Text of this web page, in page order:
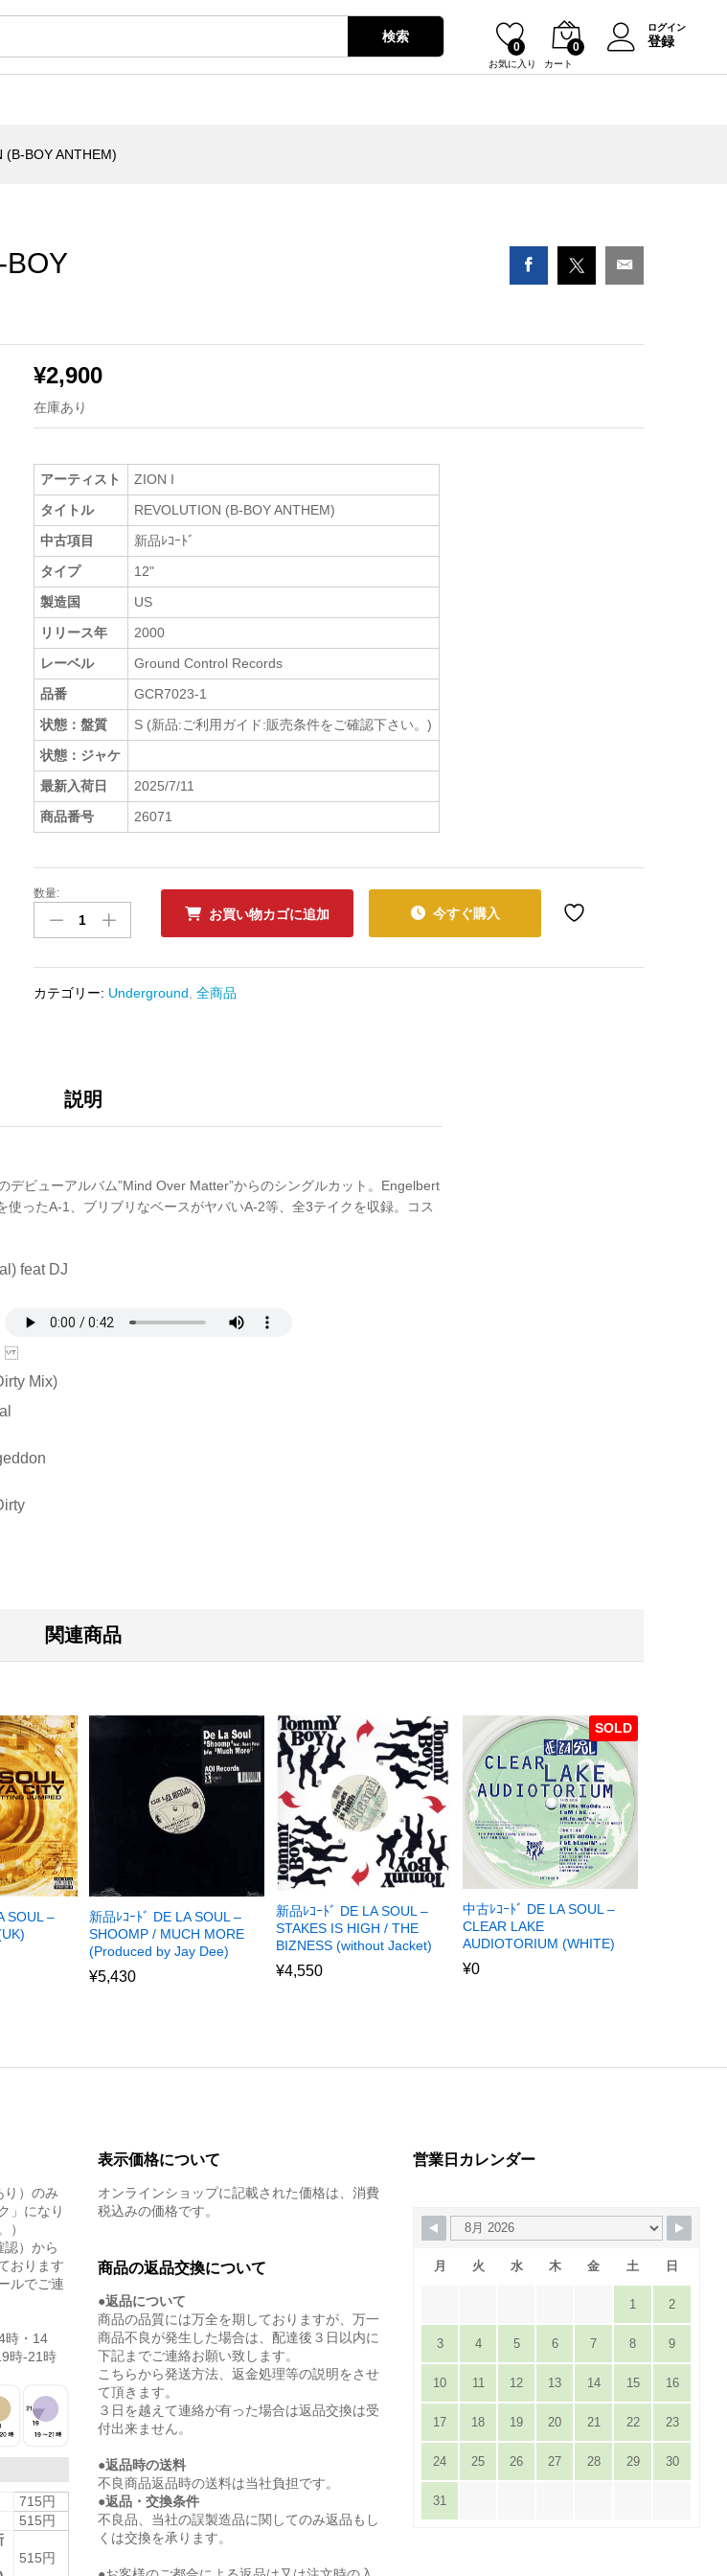
検索
お気に入り
0
カート
0
ログイン
登録
(B-BOY ANTHEM)
BOY
¥2,900
在庫あり
アーティスト
ZION I
タイトル
REVOLUTION (B-BOY ANTHEM)
中古項目
新品ﾚｺｰﾄﾞ
タイプ
12"
製造国
US
リリース年
2000
レーベル
Ground Control Records
品番
GCR7023-1
状態：盤質
S (新品:ご利用ガイド:販売条件をご確認下さい。)
状態：ジャケ
最新入荷日
2025/7/11
商品番号
26071
新
ﾚ
ﾄﾞ
REVOLUTION
BOY
量
数量:
お買い物カゴに追加 今すぐ購入
カテゴリー: Underground ,全商品
説明
デビューアルバム”Mind Over Matter”からのシングルカット。Engelbert
使ったA-1、ブリブリなベースがヤバいA-2等、全3テイクを収録。コス
feat DJ
Mix)
関連商品
SOUL –
新品ﾚｺｰﾄﾞ DE LA SOUL –
SHOOMP / MUCH MORE
(Produced by Jay Dee)
¥5,430
新品ﾚｺｰﾄﾞ DE LA SOUL –
STAKES IS HIGH / THE
BIZNESS (without Jacket)
¥4,550
SOLD
中古ﾚｺｰﾄﾞ DE LA SOUL –
CLEAR LAKE
AUDIOTORIUM (WHITE)
¥0
り）のみ
」になり
）
）から
おります
ルでご連
時・14
時-21時
715円
515円
515円
表示価格について
オンラインショップに記載された価格は、消費
税込みの価格です。
商品の返品交換について
●返品について
商品の品質には万全を期しておりますが、万一
商品不良が発生した場合は、配達後３日以内に
下記までご連絡お願い致します。
こちらから発送方法、返金処理等の説明をさせ
て頂きます。
３日を越えて連絡が有った場合は返品交換は受
付出来ません。
●返品時の送料
不良商品返品時の送料は当社負担です。
●返品・交換条件
不良品、当社の誤製造品に関してのみ返品もし
くは交換を承ります。
営業日カレンダー
月 火 水 木 金 土 日
1 2
3 4 5 6 7 8 9
10 11 12 13 14 15 16
17 18 19 20 21 22 23
24 25 26 27 28 29 30
31
¥2,900 カートに入れる